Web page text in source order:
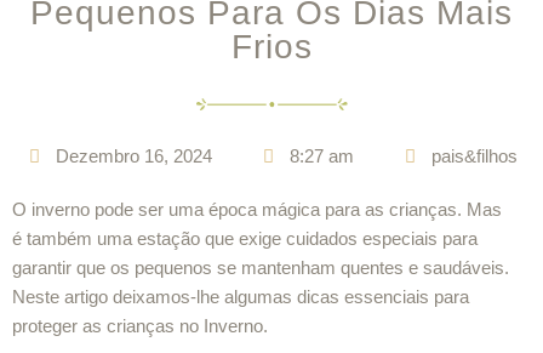
Pequenos Para Os Dias Mais
Frios
Dezembro 16, 2024 8:27 am pais&filhos
O inverno pode ser uma época mágica para as crianças. Mas
é também uma estação que exige cuidados especiais para
garantir que os pequenos se mantenham quentes e saudáveis.
Neste artigo deixamos-lhe algumas dicas essenciais para
proteger as crianças no Inverno.